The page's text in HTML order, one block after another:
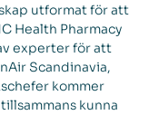
utformat för att
Health Pharmacy
experter för att
Scandinavia,
kommer
kunna